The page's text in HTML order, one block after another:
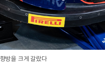
방을 크게 갈랐다